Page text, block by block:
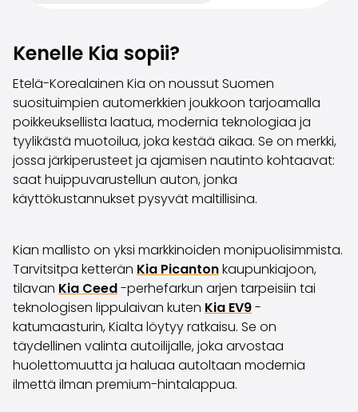
Autoilun lisäpalvelut
SakaVarma
SakaKasko
Rahoitus
Kotiintoimitus
SakaVarma hyötyajoneuvoille
Varusteet autoosi
Vetokoukut
Renkaat autoon
Uutiset ja kampanjat
Toimipisteet
Yritys
Saka Finland Oy
Hallinto
Ostotiimi
Yhteydenotto
Rekrytointi
Kenelle Kia sopii?
Etelä-Korealainen Kia on noussut Suomen
suosituimpien automerkkien joukkoon tarjoamalla
poikkeuksellista laatua, modernia teknologiaa ja
tyylikästä muotoilua, joka kestää aikaa. Se on merkki,
jossa järkiperusteet ja ajamisen nautinto kohtaavat:
saat huippuvarustellun auton, jonka
käyttökustannukset pysyvät maltillisina.
Kian mallisto on yksi markkinoiden monipuolisimmista.
Tarvitsitpa ketterän Kia Picantonkaupunkiajoon,
tilavan Kia Ceed-perhefarkun arjen tarpeisiin tai
teknologisen lippulaivan kuten Kia EV9-
katumaasturin, Kialta löytyy ratkaisu. Se on
täydellinen valinta autoilijalle, joka arvostaa
huolettomuutta ja haluaa autoltaan modernia
ilmettä ilman premium-hintalappua.